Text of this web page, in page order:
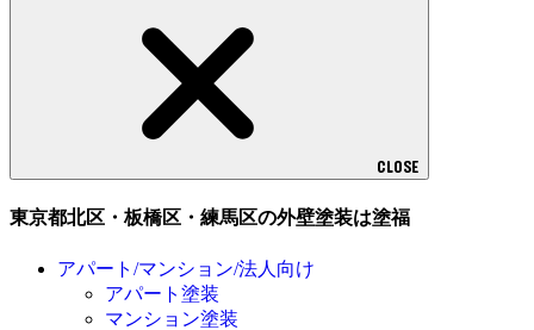
CLOSE
東京都北区・板橋区・練馬区の外壁塗装は塗福
アパート/マンション/法人向け
アパート塗装
マンション塗装